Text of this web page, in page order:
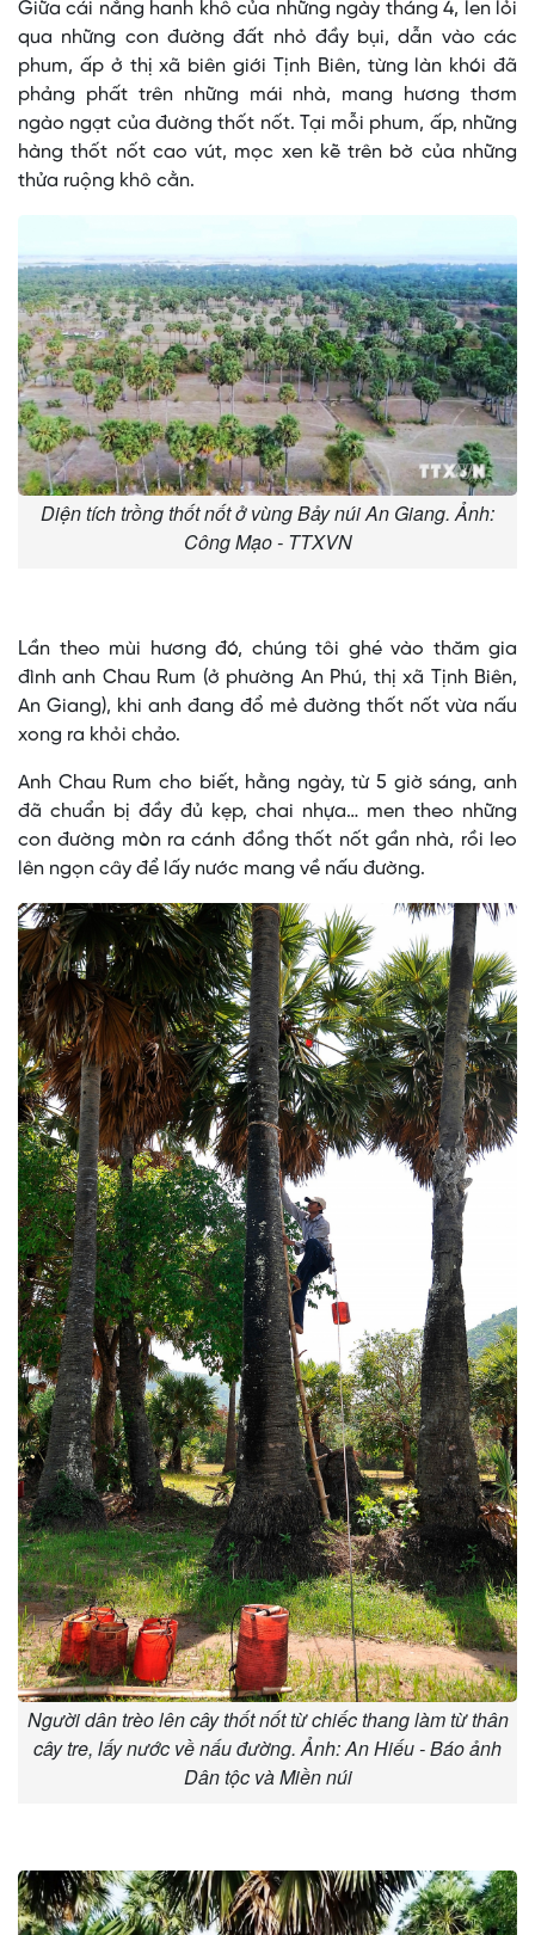
Giữa cái nắng hanh khô của những ngày tháng 4, len lỏi
qua những con đường đất nhỏ đầy bụi, dẫn vào các
phum, ấp ở thị xã biên giới Tịnh Biên, từng làn khói đã
phảng phất trên những mái nhà, mang hương thơm
ngào ngạt của đường thốt nốt. Tại mỗi phum, ấp, những
hàng thốt nốt cao vút, mọc xen kẽ trên bờ của những
thửa ruộng khô cằn.
Diện tích trồng thốt nốt ở vùng Bảy núi An Giang. Ảnh:
Công Mạo - TTXVN
Lần theo mùi hương đó, chúng tôi ghé vào thăm gia
đình anh Chau Rum (ở phường An Phú, thị xã Tịnh Biên,
An Giang), khi anh đang đổ mẻ đường thốt nốt vừa nấu
xong ra khỏi chảo.
Anh Chau Rum cho biết, hằng ngày, từ 5 giờ sáng, anh
đã chuẩn bị đầy đủ kẹp, chai nhựa… men theo những
con đường mòn ra cánh đồng thốt nốt gần nhà, rồi leo
lên ngọn cây để lấy nước mang về nấu đường.
Người dân trèo lên cây thốt nốt từ chiếc thang làm từ thân
cây tre, lấy nước về nấu đường. Ảnh: An Hiếu - Báo ảnh
Dân tộc và Miền núi